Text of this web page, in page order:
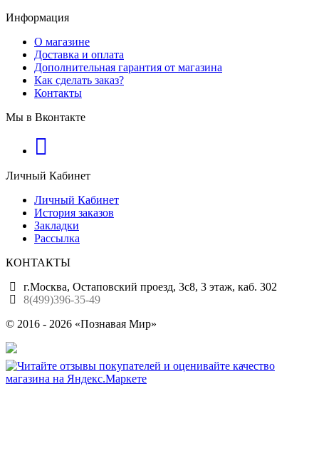
Информация
О магазине
Доставка и оплата
Дополнительная гарантия от магазина
Как сделать заказ?
Контакты
Мы в Вконтакте
Личный Кабинет
Личный Кабинет
История заказов
Закладки
Рассылка
КОНТАКТЫ
г.Москва, Остаповский проезд, 3с8, 3 этаж, каб. 302
8(499)396-35-49
© 2016 - 2026 «Познавая Мир»